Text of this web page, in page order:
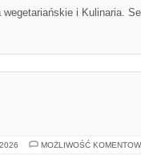
i Kulinaria.
MOŻLIWOŚĆ